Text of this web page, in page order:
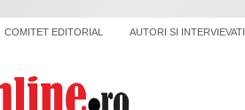
COMITET EDITORIAL AUTORI SI INTERVIEVATI